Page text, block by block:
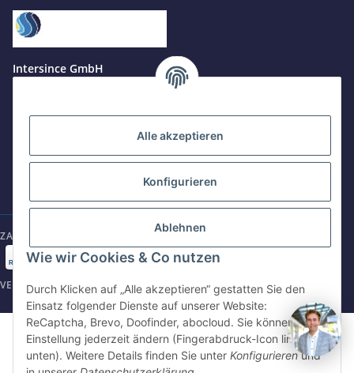
Wir sind gerne für Sie da
Jetzt anrufen
+49 8679 984969 - 0
werktags Mo–Fr 8:30–17:00 Uhr
WhatsApp
+49 162 5669885
E-Mail schreiben
shop@intersince.de
Webseite besuchen
www.intersince-group.de
Intersince GmbH
84508 Burgkirchen a.d.Alz
Mo-Fr: 8:30 - 17:00 Uhr
ZAHLUNGSARTEN
VERSANDARTEN
©2025 Intersince GmbH | powered by Intersince Group
* Alle Preise zzgl. MwSt., zzgl.Versand
** Unverbindliche Verkaufspreisempfehlung des Hersteller
Alle akzeptieren
Konfigurieren
Ablehnen
Wie wir Cookies & Co nutzen
Durch Klicken auf „Alle akzeptieren“ gestatten Sie den
Einsatz folgender Dienste auf unserer Website:
ReCaptcha, Brevo, Doofinder, abocloud. Sie können die
Einstellung jederzeit ändern (Fingerabdruck-Icon links
unten). Weitere Details finden Sie unter Konfigurierenund